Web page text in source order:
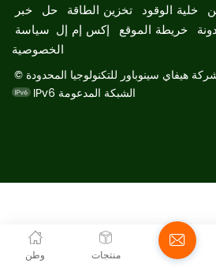
خلية الوقود تخزين الطاقة حل خبر
خريطة الموقع إكس إم إل سياسة
الخصوصية
شركة هيفاي سينوباور للتكنولوجيا المحدودة
IPv6 الشبكة المدعومة
وطن منتجات